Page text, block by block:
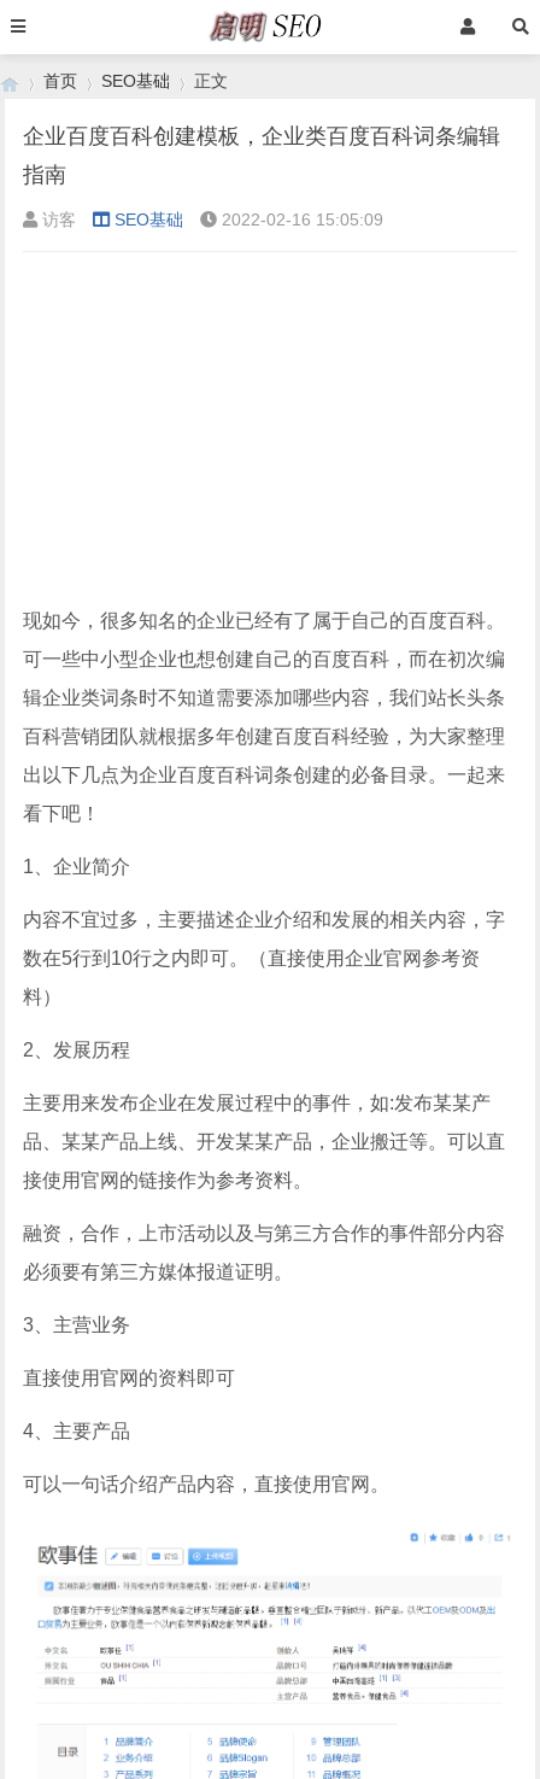
›
首页 SEO基础 正文
企业百度百科创建模板，企业类百度百科词条编辑
指南
访客 SEO基础 2022-02-16 15:05:09
现如今，很多知名的企业已经有了属于自己的百度百科。
可一些中小型企业也想创建自己的百度百科，而在初次编
辑企业类词条时不知道需要添加哪些内容，我们站长头条
百科营销团队就根据多年创建百度百科经验，为大家整理
出以下几点为企业百度百科词条创建的必备目录。一起来
看下吧！
1、企业简介
内容不宜过多，主要描述企业介绍和发展的相关内容，字
数在5行到10行之内即可。（直接使用企业官网参考资
料）
2、发展历程
主要用来发布企业在发展过程中的事件，如:发布某某产
品、某某产品上线、开发某某产品，企业搬迁等。可以直
接使用官网的链接作为参考资料。
融资，合作，上市活动以及与第三方合作的事件部分内容
必须要有第三方媒体报道证明。
3、主营业务
直接使用官网的资料即可
4、主要产品
可以一句话介绍产品内容，直接使用官网。